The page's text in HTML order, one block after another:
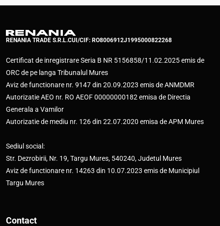
RENANIA TRADE S.R.L.CUI/CIF: RO8006912J1995000822268
Certificat de inregistrare Seria B NR 5156858/11.02.2025 emis de
ORC de pe langa Tribunalul Mures
Aviz de functionare nr. 9147 din 20.09.2023 emis de ANMDMR
Autorizatie AEO nr. RO AEOF 00000000182 emisa de Directia
Generala a Vamilor
Autorizatie de mediu nr. 126 din 22.07.2020 emisa de APM Mures
Sediul social:
Str. Dezrobirii, Nr. 19, Targu Mures, 540240, Judetul Mures
Aviz de functionare nr. 14263 din 10.07.2023 emis de Municipiul
Targu Mures
Contact